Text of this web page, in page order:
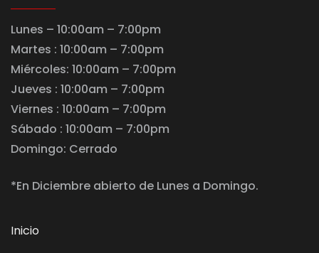
Lunes – 10:00am – 7:00pm
Martes : 10:00am – 7:00pm
Miércoles: 10:00am – 7:00pm
Jueves : 10:00am – 7:00pm
Viernes : 10:00am – 7:00pm
Sábado : 10:00am – 7:00pm
Domingo: Cerrado
*En Diciembre abierto de Lunes a Domingo.
Inicio